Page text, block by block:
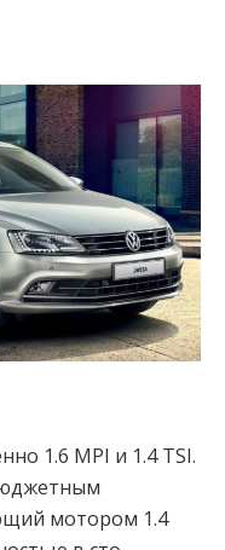
1.6 MPI и 1.4 TSI.
мотором 1.4